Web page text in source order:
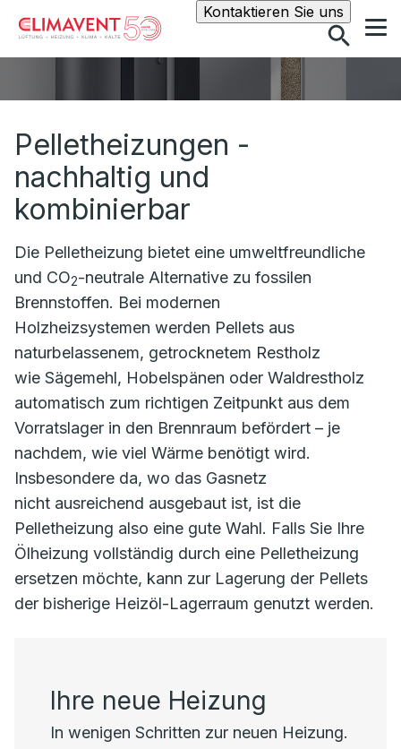
Kontaktieren Sie unsSuche
Pelletheizungen -
nachhaltig und
kombinierbar
Die Pelletheizung bietet eine umweltfreundliche
und CO2-neutrale Alternative zu fossilen
Brennstoffen. Bei modernen
Holzheizsystemen werden Pellets aus
naturbelassenem, getrocknetem Restholz
wie Sägemehl, Hobelspänen oder Waldrestholz
automatisch zum richtigen Zeitpunkt aus dem
Vorratslager in den Brennraum befördert – je
nachdem, wie viel Wärme benötigt wird.
Insbesondere da, wo das Gasnetz
nicht ausreichend ausgebaut ist, ist die
Pelletheizung also eine gute Wahl. Falls Sie Ihre
Ölheizung vollständig durch eine Pelletheizung
ersetzen möchte, kann zur Lagerung der Pellets
der bisherige Heizöl-Lagerraum genutzt werden.
Ihre neue Heizung
In wenigen Schritten zur neuen Heizung.